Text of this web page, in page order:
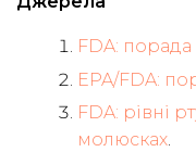
FDA:
EPA/FDA:
FDA: рівні
молюсках.